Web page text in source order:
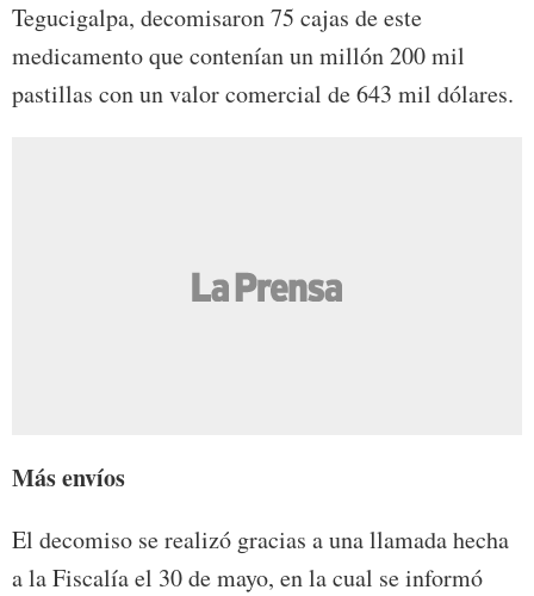
Tegucigalpa, decomisaron 75 cajas de este
medicamento que contenían un millón 200 mil
pastillas con un valor comercial de 643 mil dólares.
Más envíos
El decomiso se realizó gracias a una llamada hecha
a la Fiscalía el 30 de mayo, en la cual se informó